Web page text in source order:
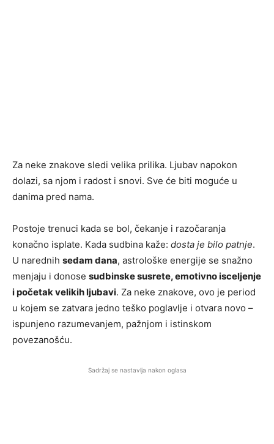
Za neke znakove sledi velika prilika. Ljubav napokon
dolazi, sa njom i radost i snovi. Sve će biti moguće u
danima pred nama.
Postoje trenuci kada se bol, čekanje i razočaranja
konačno isplate. Kada sudbina kaže: dosta je bilo patnje.
U narednih sedam dana, astrološke energije se snažno
menjaju i donose sudbinske susrete, emotivno isceljenje
i početak velikih ljubavi. Za neke znakove, ovo je period
u kojem se zatvara jedno teško poglavlje i otvara novo –
ispunjeno razumevanjem, pažnjom i istinskom
povezanošću.
Sadržaj se nastavlja nakon oglasa